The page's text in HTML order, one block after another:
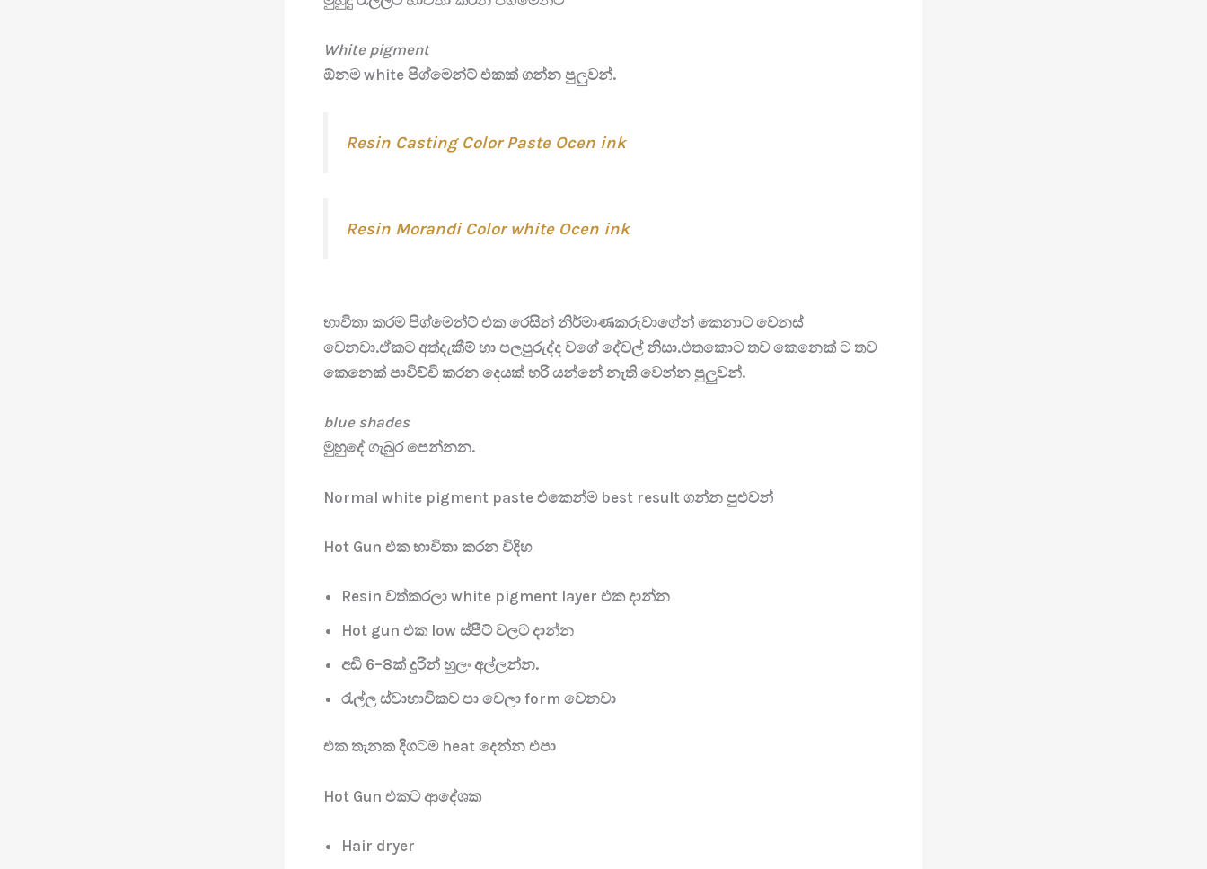
White pigment
ඕනම white පිග්මෙන්ට් එකක් ගන්න පුලුවන්.
Resin Casting Color Paste Ocen ink
Resin Morandi Color white Ocen ink
භාවිතා කරම පිග්මෙන්ට් එක රෙසින් නිර්මාණකරුවාගේන් කෙනාට වෙනස්
වෙනවා.ඒකට අත්දැකීම් හා පලපුරුද්ද වගේ දේවල් නිසා.එතකොට තව කෙනෙක් ට තව
කෙනෙක් පාවිච්චි කරන දෙයක් හරි යන්නේ නැති වෙන්න පුලුවන්.
blue shades
මුහුදේ ගැබුර පෙන්නන.
Normal white pigment paste එකෙන්ම best result ගන්න පුළුවන්
Hot Gun එක භාවිතා කරන විදිහ
Resin වත්කරලා white pigment layer එක දාන්න
Hot gun එක low ස්පීට් වලට දාන්න
අඩි 6–8ක් දුරින් හුලං අල්ලන්න.
රැල්ල ස්වාභාවිකව පා වෙලා form වෙනවා
එක තැනක දිගටම heat දෙන්න එපා
Hot Gun එකට ආදේශක
Hair dryer